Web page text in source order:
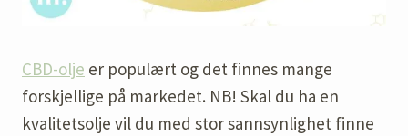
CBD-olje er populært og det finnes mange
forskjellige på markedet. NB! Skal du ha en
kvalitetsolje vil du med stor sannsynlighet finne